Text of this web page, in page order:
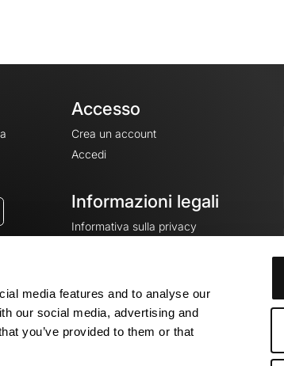
media features and to analyse our
our social media, advertising and
you’ve provided to them or that
Accesso
Crea un account
Accedi
Informazioni legali
Informativa sulla privacy
Impostazioni dei cookie